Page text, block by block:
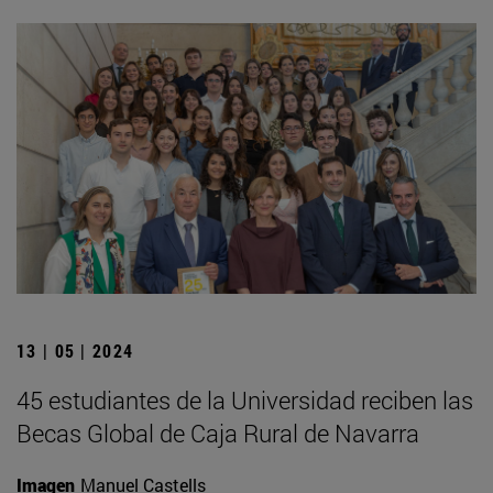
13 | 05 | 2024
45 estudiantes de la Universidad reciben las
Becas Global de Caja Rural de Navarra
Imagen Manuel Castells